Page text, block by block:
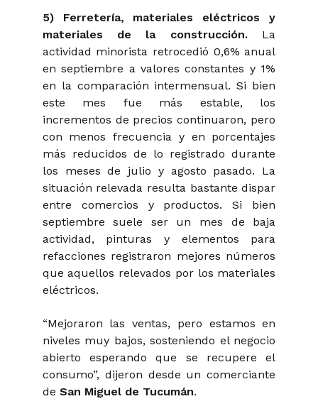
5) Ferretería, materiales eléctricos y
materiales de la construcción. La
actividad minorista retrocedió 0,6% anual
en septiembre a valores constantes y 1%
en la comparación intermensual. Si bien
este mes fue más estable, los
incrementos de precios continuaron, pero
con menos frecuencia y en porcentajes
más reducidos de lo registrado durante
los meses de julio y agosto pasado. La
situación relevada resulta bastante dispar
entre comercios y productos. Si bien
septiembre suele ser un mes de baja
actividad, pinturas y elementos para
refacciones registraron mejores números
que aquellos relevados por los materiales
eléctricos.
“Mejoraron las ventas, pero estamos en
niveles muy bajos, sosteniendo el negocio
abierto esperando que se recupere el
consumo”, dijeron desde un comerciante
de San Miguel de Tucumán.